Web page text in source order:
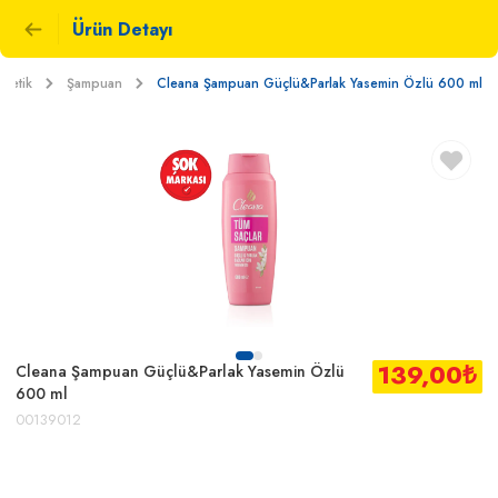
Ürün Detayı
Şampuan Cleana Şampuan Güçlü&Parlak Yasemin Özlü 600 ml
Cleana Şampuan Güçlü&Parlak Yasemin Özlü
600 ml
00139012
139,00₺